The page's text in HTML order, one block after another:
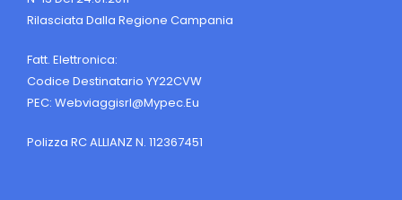
Rilasciata Dalla Regione Campania
Fatt. Elettronica:
Codice Destinatario YY22CVW
PEC: Webviaggisrl@mypec.eu
Polizza RC ALLIANZ N. 112367451